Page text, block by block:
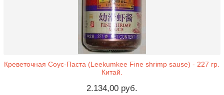
Креветочная Соус-Паста (Leekumkee Fine shrimp sause) - 227 гр.
Китай.
2.134,00 руб.